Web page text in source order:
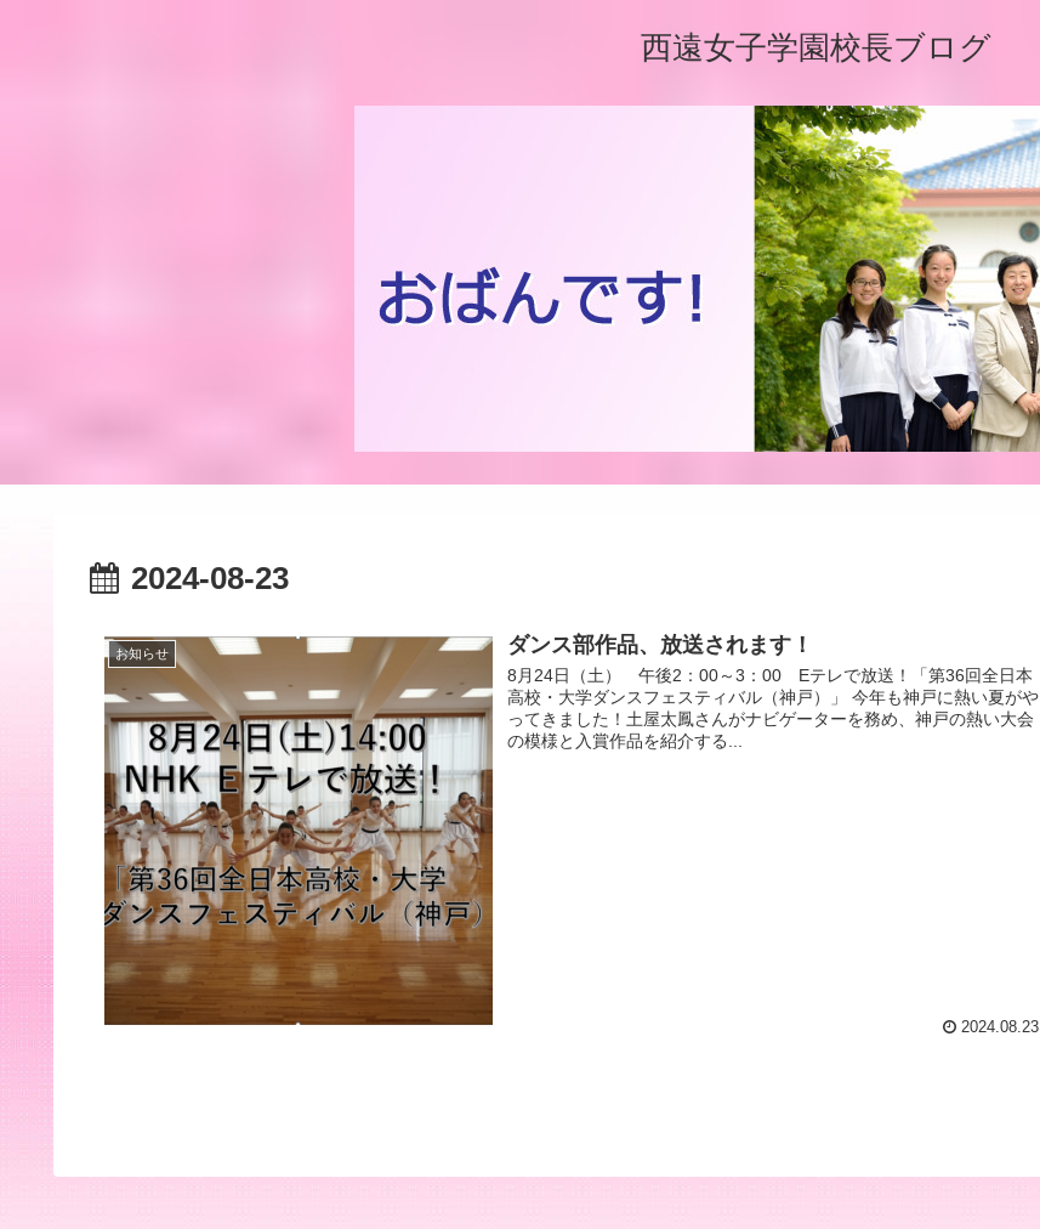
西遠女子学園校長ブログ
2024-08-23
お知らせ ダンス部作品、放送されます！
8月24日（土） 午後2：00～3：00 Eテレで放送！「第36回全日本
高校・大学ダンスフェスティバル（神戸）」 今年も神戸に熱い夏がや
ってきました！土屋太鳳さんがナビゲーターを務め、神戸の熱い大会
の模様と入賞作品を紹介する...
2024.08.23